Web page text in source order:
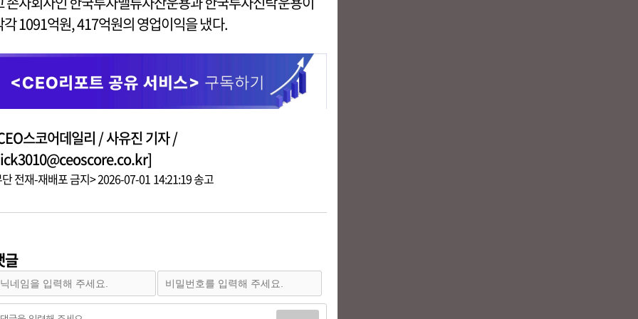
각 1091억원, 417억원의 영업이익을 냈다.
스코어데일리 / 사유진 기자 /
전재-재배포 금지> 2026-07-01 14:21:19 송고
글